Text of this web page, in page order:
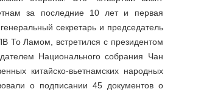
за последние 10 лет и первая
секретарь и председатель
То Ламом, встретился с президентом
Национального собрания Чан
китайско-вьетнамских народных
о подписании 45 документов о